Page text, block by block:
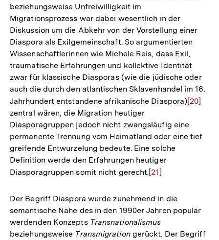
beziehungsweise Unfreiwilligkeit im
Migrationsprozess war dabei wesentlich in der
Diskussion um die Abkehr von der Vorstellung einer
Diaspora als Exilgemeinschaft. So argumentierten
Wissenschaftlerinnen wie Michele Reis, dass Exil,
traumatische Erfahrungen und kollektive Identität
zwar für klassische Diasporas (wie die jüdische oder
auch die durch den atlantischen Sklavenhandel im 16.
Jahrhundert entstandene afrikanische Diaspora)Zur
der
Fußnote
[20]
zentral wären, die Migration heutiger
Diasporagruppen jedoch nicht zwangsläufig eine
permanente Trennung vom Heimatland oder eine tief
greifende Entwurzelung bedeute. Eine solche
Definition werde den Erfahrungen heutiger
Diasporagruppen somit nicht gerecht.Zur
der
Fußnote
[21]
Der Begriff Diaspora wurde zunehmend in die
semantische Nähe des in den 1990er Jahren populär
werdenden Konzepts Transnationalismus
beziehungsweise Transmigrationgerückt. Der Begriff